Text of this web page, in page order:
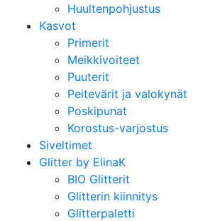
Huultenpohjustus
Kasvot
Primerit
Meikkivoiteet
Puuterit
Peitevärit ja valokynät
Poskipunat
Korostus-varjostus
Siveltimet
Glitter by ElinaK
BIO Glitterit
Glitterin kiinnitys
Glitterpaletti